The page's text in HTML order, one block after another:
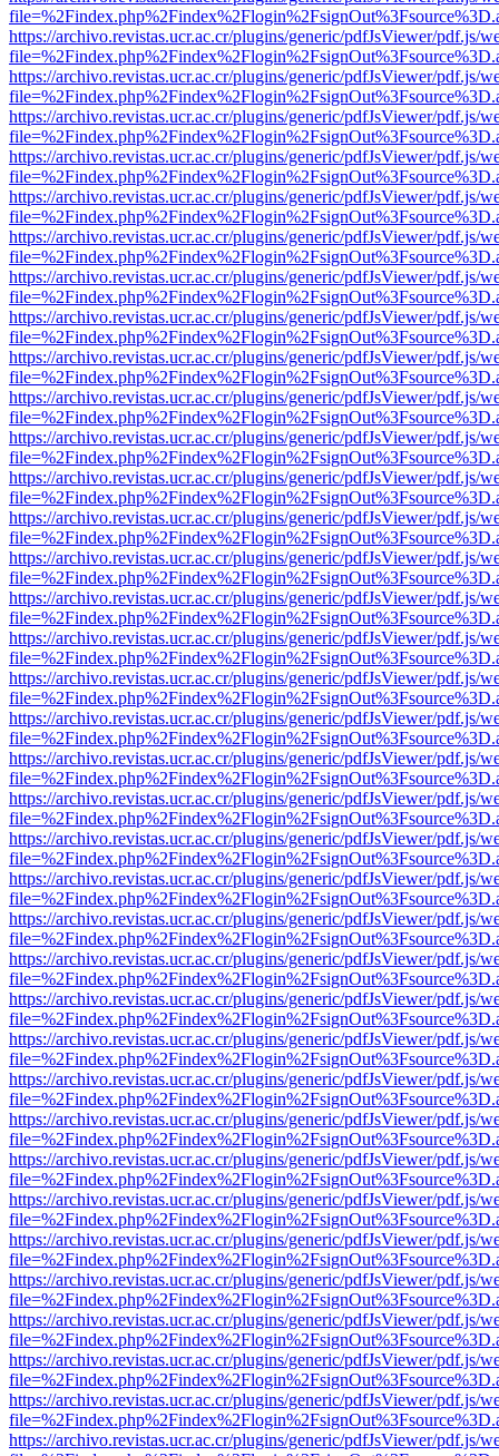
https://archivo.revistas.ucr.ac.cr/plugins/generic/pdfJsViewer/pdf.js/
https://archivo.revistas.ucr.ac.cr/plugins/generic/pdfJsViewer/pdf.js/
https://archivo.revistas.ucr.ac.cr/plugins/generic/pdfJsViewer/pdf.js/
https://archivo.revistas.ucr.ac.cr/plugins/generic/pdfJsViewer/pdf.js/
https://archivo.revistas.ucr.ac.cr/plugins/generic/pdfJsViewer/pdf.js/
https://archivo.revistas.ucr.ac.cr/plugins/generic/pdfJsViewer/pdf.js/
https://archivo.revistas.ucr.ac.cr/plugins/generic/pdfJsViewer/pdf.js/
https://archivo.revistas.ucr.ac.cr/plugins/generic/pdfJsViewer/pdf.js/
https://archivo.revistas.ucr.ac.cr/plugins/generic/pdfJsViewer/pdf.js/
https://archivo.revistas.ucr.ac.cr/plugins/generic/pdfJsViewer/pdf.js/
https://archivo.revistas.ucr.ac.cr/plugins/generic/pdfJsViewer/pdf.js/
https://archivo.revistas.ucr.ac.cr/plugins/generic/pdfJsViewer/pdf.js/
https://archivo.revistas.ucr.ac.cr/plugins/generic/pdfJsViewer/pdf.js/
https://archivo.revistas.ucr.ac.cr/plugins/generic/pdfJsViewer/pdf.js/
https://archivo.revistas.ucr.ac.cr/plugins/generic/pdfJsViewer/pdf.js/
https://archivo.revistas.ucr.ac.cr/plugins/generic/pdfJsViewer/pdf.js/
https://archivo.revistas.ucr.ac.cr/plugins/generic/pdfJsViewer/pdf.js/
https://archivo.revistas.ucr.ac.cr/plugins/generic/pdfJsViewer/pdf.js/
https://archivo.revistas.ucr.ac.cr/plugins/generic/pdfJsViewer/pdf.js/
https://archivo.revistas.ucr.ac.cr/plugins/generic/pdfJsViewer/pdf.js/
https://archivo.revistas.ucr.ac.cr/plugins/generic/pdfJsViewer/pdf.js/
https://archivo.revistas.ucr.ac.cr/plugins/generic/pdfJsViewer/pdf.js/
https://archivo.revistas.ucr.ac.cr/plugins/generic/pdfJsViewer/pdf.js/
https://archivo.revistas.ucr.ac.cr/plugins/generic/pdfJsViewer/pdf.js/
https://archivo.revistas.ucr.ac.cr/plugins/generic/pdfJsViewer/pdf.js/
https://archivo.revistas.ucr.ac.cr/plugins/generic/pdfJsViewer/pdf.js/
https://archivo.revistas.ucr.ac.cr/plugins/generic/pdfJsViewer/pdf.js/
https://archivo.revistas.ucr.ac.cr/plugins/generic/pdfJsViewer/pdf.js/
https://archivo.revistas.ucr.ac.cr/plugins/generic/pdfJsViewer/pdf.js/
https://archivo.revistas.ucr.ac.cr/plugins/generic/pdfJsViewer/pdf.js/
https://archivo.revistas.ucr.ac.cr/plugins/generic/pdfJsViewer/pdf.js/
https://archivo.revistas.ucr.ac.cr/plugins/generic/pdfJsViewer/pdf.js/
https://archivo.revistas.ucr.ac.cr/plugins/generic/pdfJsViewer/pdf.js/
https://archivo.revistas.ucr.ac.cr/plugins/generic/pdfJsViewer/pdf.js/
https://archivo.revistas.ucr.ac.cr/plugins/generic/pdfJsViewer/pdf.js/
https://archivo.revistas.ucr.ac.cr/plugins/generic/pdfJsViewer/pdf.js/